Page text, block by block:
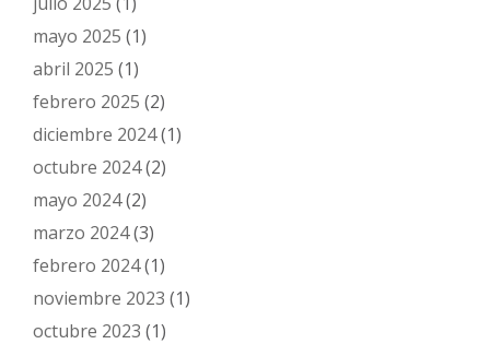
mayo 2025 (1)
abril 2025 (1)
febrero 2025 (2)
diciembre 2024(1)
octubre 2024(2)
mayo 2024(2)
marzo 2024(3)
febrero 2024(1)
noviembre 2023 (1)
octubre 2023 (1)